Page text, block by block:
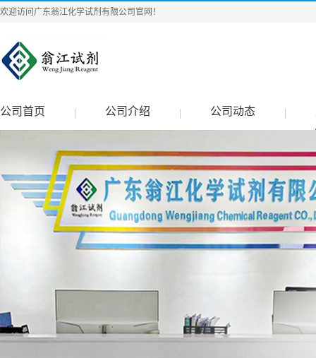
欢迎访问广东翁江化学试剂有限公司官网！
公司首页 公司介绍 公司动态